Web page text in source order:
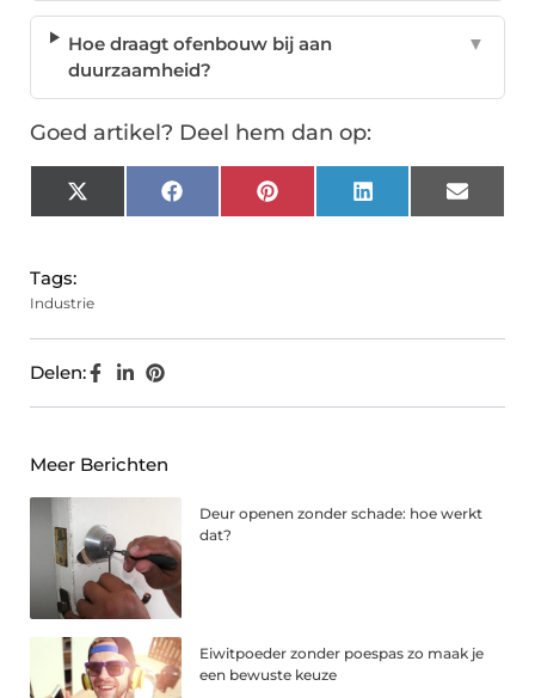
Hoe draagt ofenbouw bij aan
duurzaamheid?
▼
Goed artikel? Deel hem dan op:
X
(Twitter)
FacebookPinterest LinkedIn Email
Tags:
Industrie
Delen:
Meer Berichten
Deur openen zonder schade: hoe werkt
dat?
Eiwitpoeder zonder poespas zo maak je
een bewuste keuze